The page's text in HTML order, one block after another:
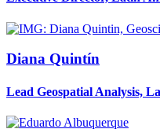
Diana Quintín
Lead Geospatial Analysis,